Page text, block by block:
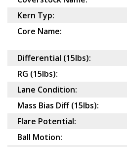
Kern Typ:
Core Name:
Differential (15lbs):
RG (15lbs):
Lane Condition:
Mass Bias Diff (15lbs):
Flare Potential:
Ball Motion: